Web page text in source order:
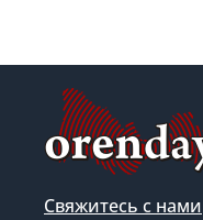
Свяжитесь с нами